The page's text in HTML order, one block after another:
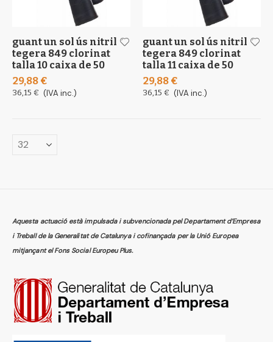
guant un sol ús nitril
tegera 849 clorinat
talla 10 caixa de 50
29,88 €
36,15 € (IVA inc.)
guant un sol ús nitril
tegera 849 clorinat
talla 11 caixa de 50
29,88 €
36,15 € (IVA inc.)
Aquesta actuació està impulsada i subvencionada pel Departament d’Empresa
i Treball de la Generalitat de Catalunya i cofinançada per la Unió Europea
mitjançant el Fons Social Europeu Plus.